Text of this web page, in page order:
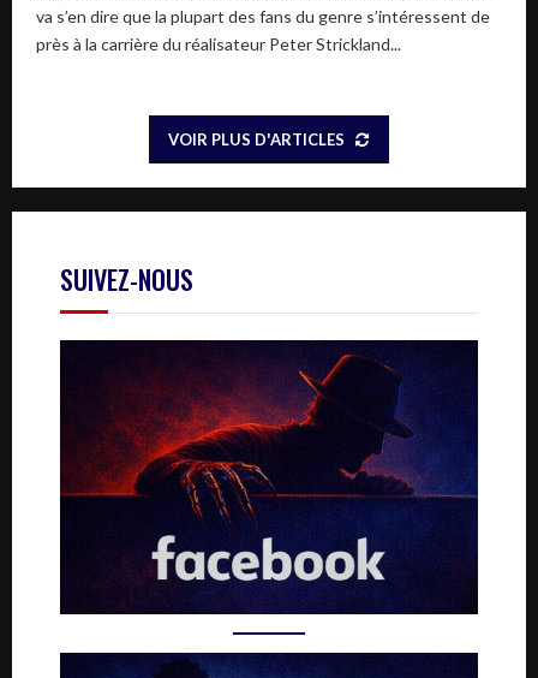
va s’en dire que la plupart des fans du genre s’intéressent de
près à la carrière du réalisateur Peter Strickland...
VOIR PLUS D'ARTICLES
SUIVEZ-NOUS